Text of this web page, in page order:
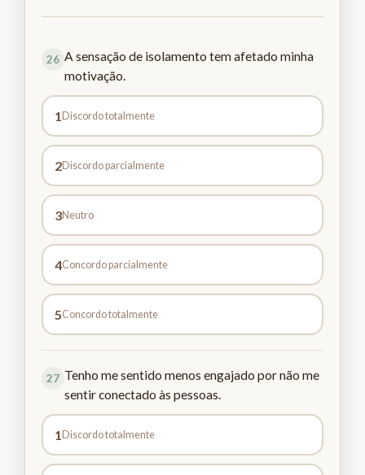
26 A sensação de isolamento tem afetado minha
motivação.
1 Discordo totalmente
2Discordo parcialmente
3Neutro
4Concordo parcialmente
5Concordo totalmente
27 Tenho me sentido menos engajado por não me
sentir conectado às pessoas.
1 Discordo totalmente